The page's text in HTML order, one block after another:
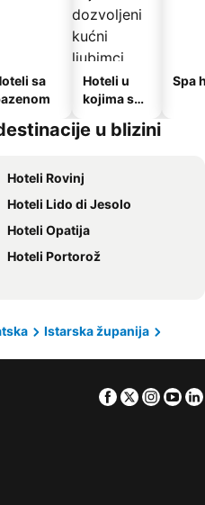
sa
Hoteli u
kojima su
kućni
Spa
u blizini
Hoteli Rovinj
Hoteli Lido di Jesolo
Hoteli Opatija
Hoteli Portorož
Istarska županija
Facebook
Twitter